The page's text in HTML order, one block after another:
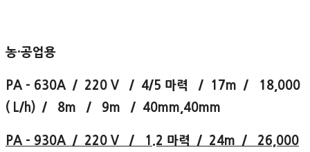
농·공업용
PA - 630A / 220 V / 4/5 마력 / 17m / 18,000
( L/h) / 8m / 9m / 40mm,40mm
PA - 930A / 220 V / 1.2 마력 / 24m / 26,000